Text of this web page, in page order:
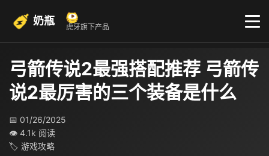
奶瓶 虎牙旗下产品
弓箭传说2最强搭配推荐 弓箭传
说2最厉害的三个装备是什么
📅 01/26/2025
👁 4.1k 阅读
🏷 游戏攻略